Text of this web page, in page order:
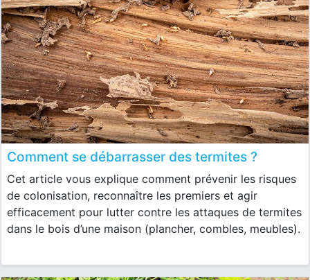
Comment se débarrasser des termites ?
Cet article vous explique comment prévenir les risques
de colonisation, reconnaître les premiers et agir
efficacement pour lutter contre les attaques de termites
dans le bois d’une maison (plancher, combles, meubles).